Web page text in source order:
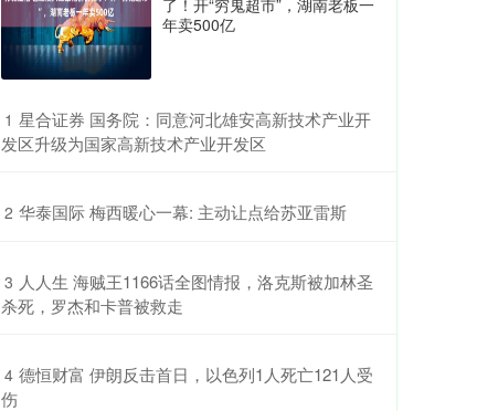
了！开“穷鬼超市”，湖南老板一
年卖500亿
1 ​星合证券 国务院：同意河北雄安高新技术产业开
发区升级为国家高新技术产业开发区
2 ​华泰国际 梅西暖心一幕: 主动让点给苏亚雷斯
3 ​人人生 海贼王1166话全图情报，洛克斯被加林圣
杀死，罗杰和卡普被救走
4 ​德恒财富 伊朗反击首日，以色列1人死亡121人受
伤